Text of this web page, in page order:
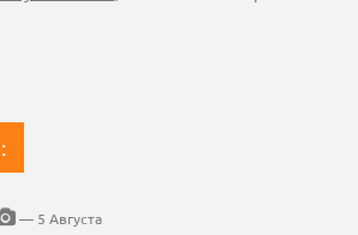
— 5 Августа